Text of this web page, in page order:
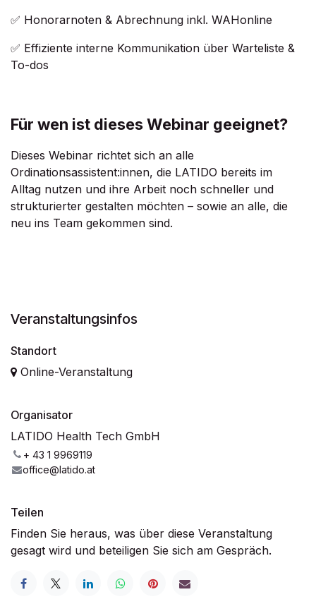
✅ Honorarnoten & Abrechnung inkl. WAHonline
✅ Effiziente interne Kommunikation über Warteliste &
To-dos
Für wen ist dieses Webinar geeignet?
Dieses Webinar richtet sich an alle
Ordinationsassistent:innen, die LATIDO bereits im
Alltag nutzen und ihre Arbeit noch schneller und
strukturierter gestalten möchten – sowie an alle, die
neu ins Team gekommen sind.
Veranstaltungsinfos
Standort
Online-Veranstaltung
Organisator
LATIDO Health Tech GmbH
+ 43 1 9969119
office@latido.at
Teilen
Finden Sie heraus, was über diese Veranstaltung
gesagt wird und beteiligen Sie sich am Gespräch.